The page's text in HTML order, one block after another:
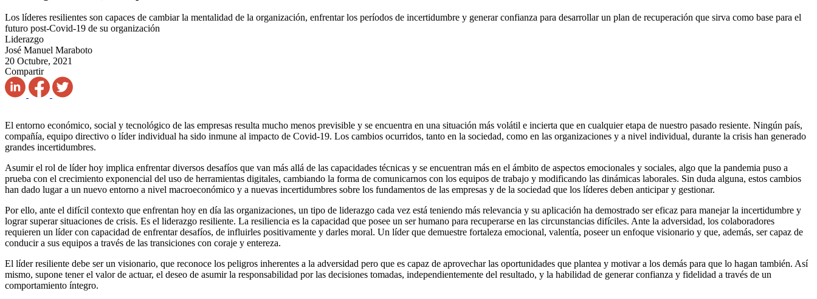
Los líderes resilientes son capaces de cambiar la mentalidad de la organización, enfrentar los períodos de incertidumbre y generar confianza para desarrollar un plan de recuperación que sirva como base para el
futuro post-Covid-19 de su organización
Liderazgo
José Manuel Maraboto
20 Octubre, 2021
Compartir
El entorno económico, social y tecnológico de las empresas resulta mucho menos previsible y se encuentra en una situación más volátil e incierta que en cualquier etapa de nuestro pasado resiente. Ningún país,
compañía, equipo directivo o líder individual ha sido inmune al impacto de Covid-19. Los cambios ocurridos, tanto en la sociedad, como en las organizaciones y a nivel individual, durante la crisis han generado
grandes incertidumbres.
Asumir el rol de líder hoy implica enfrentar diversos desafíos que van más allá de las capacidades técnicas y se encuentran más en el ámbito de aspectos emocionales y sociales, algo que la pandemia puso a
prueba con el crecimiento exponencial del uso de herramientas digitales, cambiando la forma de comunicarnos con los equipos de trabajo y modificando las dinámicas laborales. Sin duda alguna, estos cambios
han dado lugar a un nuevo entorno a nivel macroeconómico y a nuevas incertidumbres sobre los fundamentos de las empresas y de la sociedad que los líderes deben anticipar y gestionar.
Por ello, ante el difícil contexto que enfrentan hoy en día las organizaciones, un tipo de liderazgo cada vez está teniendo más relevancia y su aplicación ha demostrado ser eficaz para manejar la incertidumbre y
lograr superar situaciones de crisis. Es el liderazgo resiliente. La resiliencia es la capacidad que posee un ser humano para recuperarse en las circunstancias difíciles. Ante la adversidad, los colaboradores
requieren un líder con capacidad de enfrentar desafíos, de influirles positivamente y darles moral. Un líder que demuestre fortaleza emocional, valentía, poseer un enfoque visionario y que, además, ser capaz de
conducir a sus equipos a través de las transiciones con coraje y entereza.
El líder resiliente debe ser un visionario, que reconoce los peligros inherentes a la adversidad pero que es capaz de aprovechar las oportunidades que plantea y motivar a los demás para que lo hagan también. Así
mismo, supone tener el valor de actuar, el deseo de asumir la responsabilidad por las decisiones tomadas, independientemente del resultado, y la habilidad de generar confianza y fidelidad a través de un
comportamiento íntegro.